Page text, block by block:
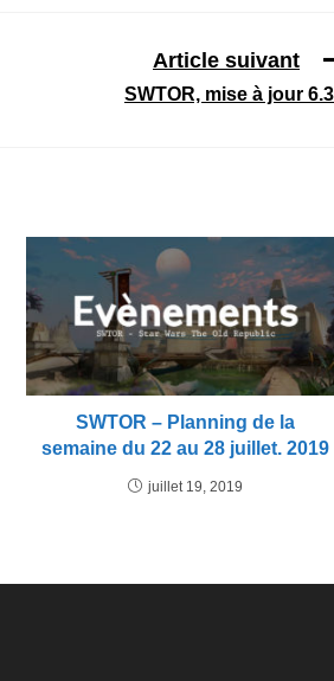
Article suivant
SWTOR, mise à jour
SWTOR – Planning de la
semaine du 22 au 28 juillet. 2019
juillet 19, 2019